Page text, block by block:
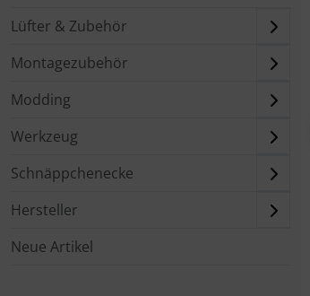
Lüfter & Zubehör
Montagezubehör
Modding
Werkzeug
Schnäppchenecke
Hersteller
Neue Artikel